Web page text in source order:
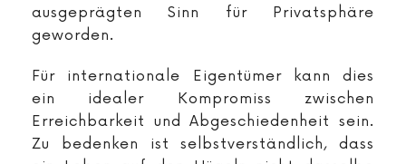
ausgeprägten Sinn für Privatsphäre
geworden.
Für internationale Eigentümer kann dies
ein idealer Kompromiss zwischen
Erreichbarkeit und Abgeschiedenheit sein.
Zu bedenken ist selbstverständlich, dass